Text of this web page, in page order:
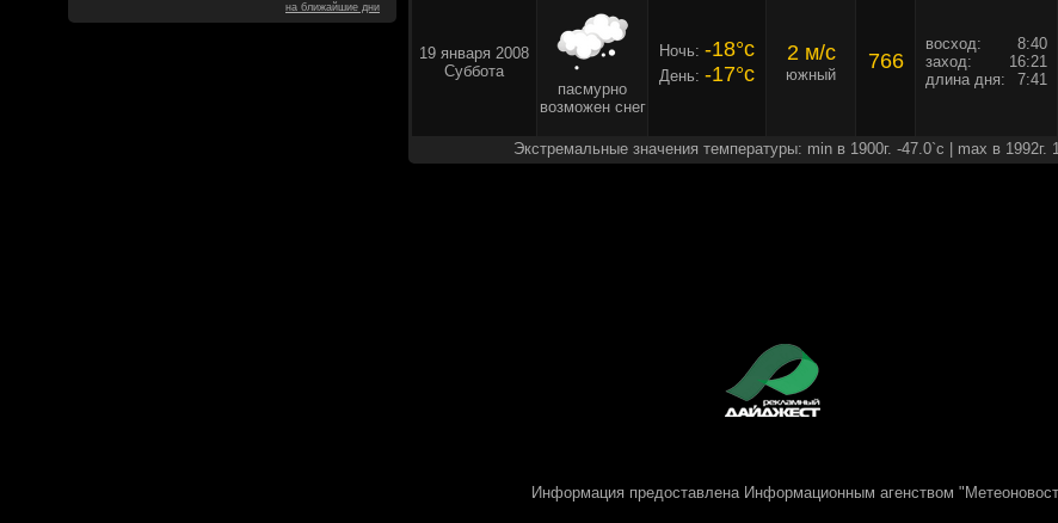
на ближайшие дни
19 января 2008
Суббота
пасмурно
возможен снег
Ночь: -18°c
День: -17°c
2 м/c
южный
766
восход:
8:40
заход:
16:21
длина дня:
7:41
Экстремальные значения температуры: min в 1900г. -47.0`c | max в 1992г.
Информация предоставлена Информационным агенством